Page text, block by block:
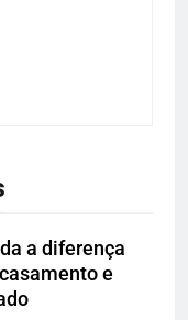
a diferença
e